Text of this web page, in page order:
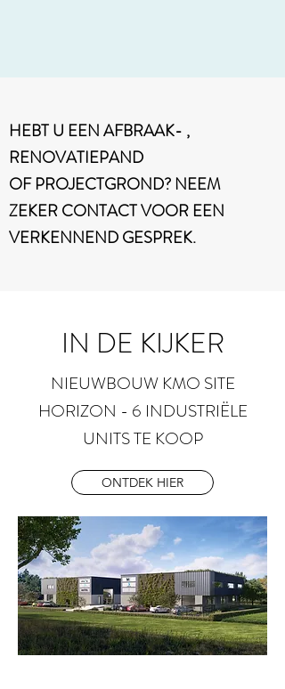
HEBT U EEN AFBRAAK- ,
RENOVATIEPAND
OF PROJECTGROND? NEEM
ZEKER CONTACT VOOR EEN
VERKENNEND GESPREK.
IN DE KIJKER
NIEUWBOUW KMO SITE
HORIZON - 6 INDUSTRIËLE
UNITS TE KOOP
ONTDEK HIER